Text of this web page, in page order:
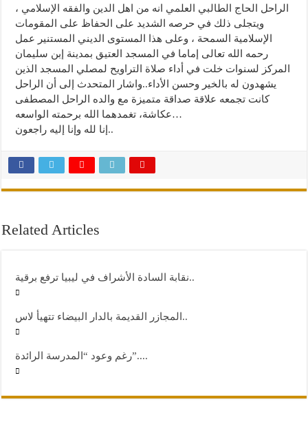
الراحل الحاج الطالبي العلمي انه من اهل الدين والفقه الإسلامي ،
ويتجلى ذلك في حرصه الشديد على الحفاظ على المقومات
الإسلامية السمحة ، وعلى هذا المستوى الديني المستنير عمل
رحمه الله تعالى إماما في المسجد العتيق بمدينة إبن سليمان
المركز لسنوات خلت في أداء صلاة التراويح لمصلي المسجد الذين
يشهدون له بالخير وحسن الأداء..واشار المتحدث إلى أن الراحل
كانت تجمعه علاقة صداقة متميزة مع والده الراحل المصطفى
عكاشة، تغمدهما الله برحمته الواسعه…
إنا لله وإنا إليه راجعون..
Related Articles
نقابة السادة الأشراف في ليبيا ترفع برقية..
المجازر القديمة بالدار البيضاء تتهيأ لاس..
رغم وعود “المدرسة الرائدة”....